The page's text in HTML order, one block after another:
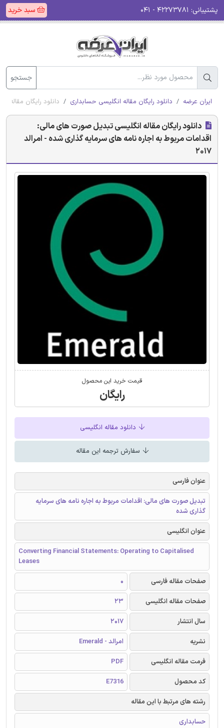
پشتیبانی: سبد خرید
جستجو
ایران عرضه دانلود رایگان مقاله انگلیسی حسابداری دانلود رایگان مقاله
دانلود رایگان مقاله انگلیسی تبدیل صورت های مالی:
اقدامات مربوط به اجاره نامه های سرمایه گذاری شده - امرالد
2017
قیمت خرید این محصول
رایگان
دانلود مقاله انگلیسی
سفارش ترجمه این مقاله
عنوان فارسی
تبدیل صورت های مالی: اقدامات مربوط به اجاره نامه های سرمایه
گذاری شده
عنوان انگلیسی
Converting Financial Statements: Operating to Capitalised
Leases
صفحات مقاله فارسی
0
صفحات مقاله انگلیسی
23
سال انتشار
2017
نشریه
امرالد - Emerald
فرمت مقاله انگلیسی
PDF
کد محصول
E7316
رشته های مرتبط با این مقاله
حسابداری